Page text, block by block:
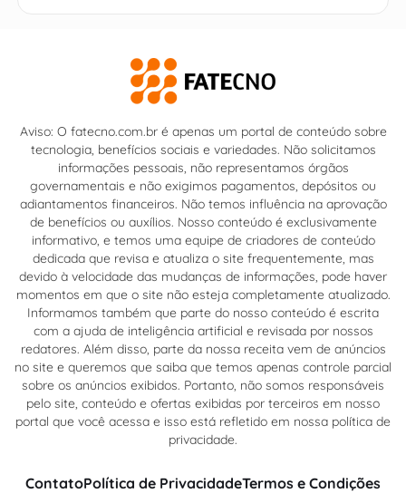
Aviso: O fatecno.com.br é apenas um portal de conteúdo sobre
tecnologia, benefícios sociais e variedades. Não solicitamos
informações pessoais, não representamos órgãos
governamentais e não exigimos pagamentos, depósitos ou
adiantamentos financeiros. Não temos influência na aprovação
de benefícios ou auxílios. Nosso conteúdo é exclusivamente
informativo, e temos uma equipe de criadores de conteúdo
dedicada que revisa e atualiza o site frequentemente, mas
devido à velocidade das mudanças de informações, pode haver
momentos em que o site não esteja completamente atualizado.
Informamos também que parte do nosso conteúdo é escrita
com a ajuda de inteligência artificial e revisada por nossos
redatores. Além disso, parte da nossa receita vem de anúncios
no site e queremos que saiba que temos apenas controle parcial
sobre os anúncios exibidos. Portanto, não somos responsáveis
pelo site, conteúdo e ofertas exibidas por terceiros em nosso
portal que você acessa e isso está refletido em nossa política de
privacidade.
ContatoPolítica de PrivacidadeTermos e Condições